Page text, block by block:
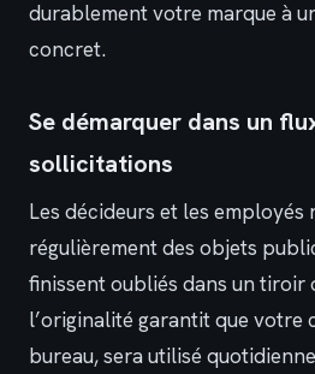
durablement votre marque à
concret.
Se démarquer dans un
sollicitations
Les décideurs et les employés
régulièrement des objets
finissent oubliés dans un tiroir
l’originalité garantit que votre
bureau, sera utilisé